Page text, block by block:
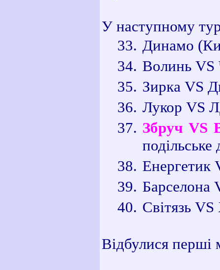
У наступному
Динамо (
Волинь VS
Зирка VS
Лукор VS
Збруч VS
Барселона
Світязь
Відбулися перші